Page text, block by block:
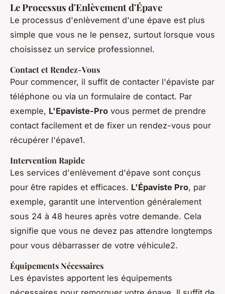
Le Processus d'Enlèvement d'Épave
Le processus d'enlèvement d'une épave est plus
simple que vous ne le pensez, surtout lorsque vous
choisissez un service professionnel.
Contact et Rendez-Vous
Pour commencer, il suffit de contacter l'épaviste par
téléphone ou via un formulaire de contact. Par
exemple, L'Epaviste-Pro vous permet de prendre
contact facilement et de fixer un rendez-vous pour
récupérer l'épave1.
Intervention Rapide
Les services d'enlèvement d'épave sont conçus
pour être rapides et efficaces. L'Épaviste Pro, par
exemple, garantit une intervention généralement
sous 24 à 48 heures après votre demande. Cela
signifie que vous ne devez pas attendre longtemps
pour vous débarrasser de votre véhicule2.
Équipements Nécessaires
Les épavistes apportent les équipements